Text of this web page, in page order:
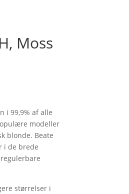
Moss
i 99,9% af alle
modeller
blonde. Beate
i de brede
størrelser i